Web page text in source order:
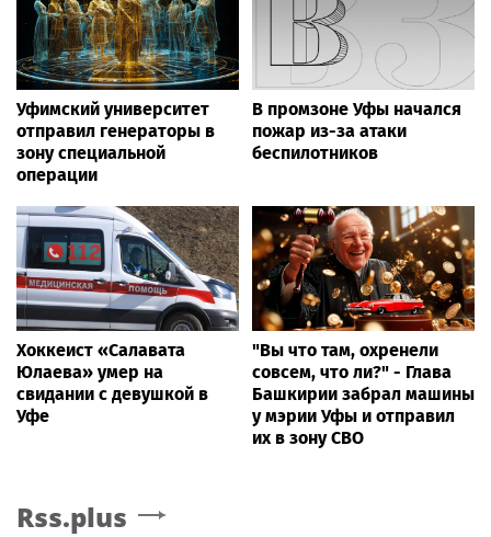
Уфимский университет
отправил генераторы в
зону специальной
операции
В промзоне Уфы начался
пожар из-за атаки
беспилотников
Хоккеист «Салавата
Юлаева» умер на
свидании с девушкой в
Уфе
"Вы что там, охренели
совсем, что ли?" - Глава
Башкирии забрал машины
у мэрии Уфы и отправил
их в зону СВО
Rss.plus